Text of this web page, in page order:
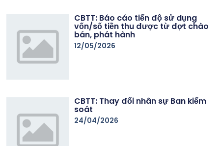
CBTT: Báo cáo tiến độ sử dụng
vốn/số tiền thu được từ đợt chào
bán, phát hành
12/05/2026
CBTT: Thay đổi nhân sự Ban kiểm
soát
24/04/2026